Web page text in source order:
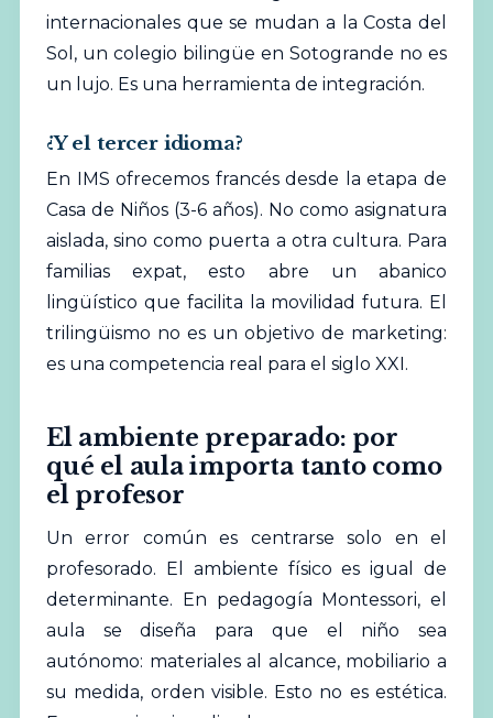
internacionales que se mudan a la Costa del
Sol, un colegio bilingüe en Sotogrande no es
un lujo. Es una herramienta de integración.
¿Y el tercer idioma?
En IMS ofrecemos francés desde la etapa de
Casa de Niños (3-6 años). No como asignatura
aislada, sino como puerta a otra cultura. Para
familias expat, esto abre un abanico
lingüístico que facilita la movilidad futura. El
trilingüismo no es un objetivo de marketing:
es una competencia real para el siglo XXI.
El ambiente preparado: por
qué el aula importa tanto como
el profesor
Un error común es centrarse solo en el
profesorado. El ambiente físico es igual de
determinante. En pedagogía Montessori, el
aula se diseña para que el niño sea
autónomo: materiales al alcance, mobiliario a
su medida, orden visible. Esto no es estética.